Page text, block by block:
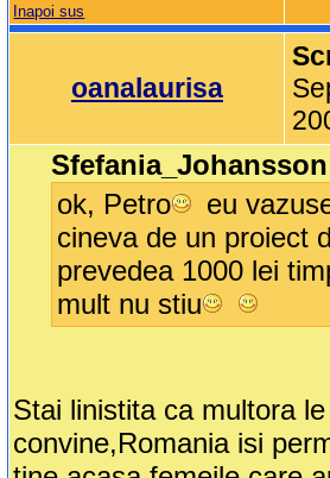
Inapoi sus
oanalaurisa
ok, Petro
eu
cineva de un proiect
prevedea 1000 lei
mult nu stiu
Stai linistita ca multora le
convine,Romania isi